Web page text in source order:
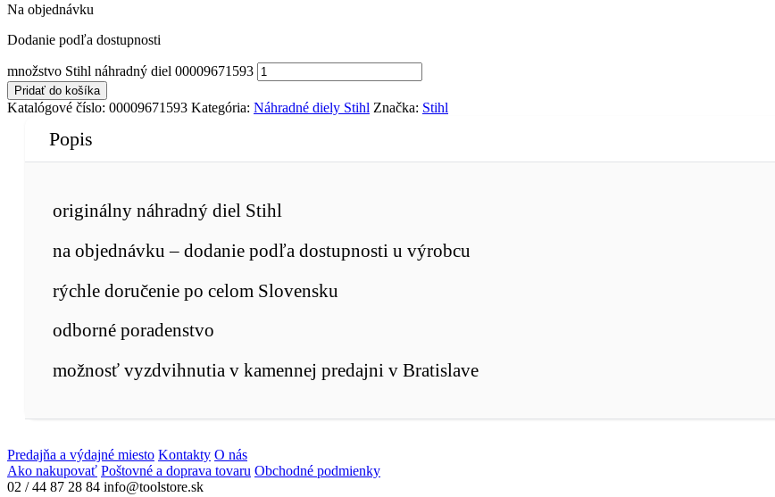
Na objednávku
Dodanie podľa dostupnosti
množstvo Stihl náhradný diel 00009671593
Pridať do košíka
Katalógové číslo: 00009671593 Kategória: Náhradné diely Stihl Značka: Stihl
Popis
originálny náhradný diel Stihl
na objednávku – dodanie podľa dostupnosti u výrobcu
rýchle doručenie po celom Slovensku
odborné poradenstvo
možnosť vyzdvihnutia v kamennej predajni v Bratislave
Predajňa a výdajné miesto Kontakty O nás
Ako nakupovať Poštovné a doprava tovaru Obchodné podmienky
02 / 44 87 28 84 info@toolstore.sk